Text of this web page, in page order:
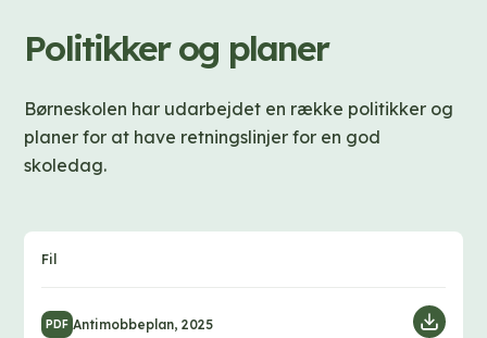
Politikker og planer
Børneskolen har udarbejdet en række politikker og
planer for at have retningslinjer for en god
skoledag.
Fil
PDF Antimobbeplan, 2025
D